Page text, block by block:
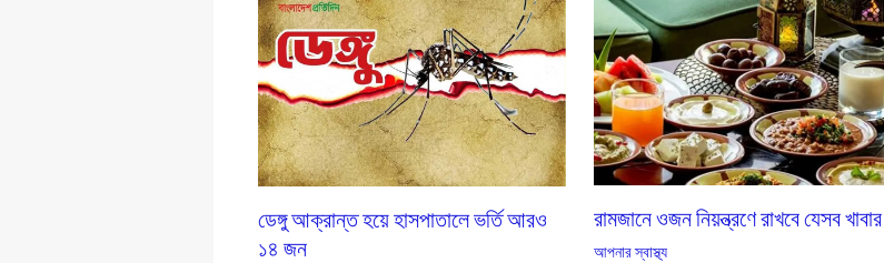
ডেঙ্গু আক্রান্ত হয়ে হাসপাতালে ভর্তি আরও
১৪ জন
রামজানে ওজন নিয়ন্ত্রণে রাখবে যেসব খাবার
আপনার স্বাস্থ্য